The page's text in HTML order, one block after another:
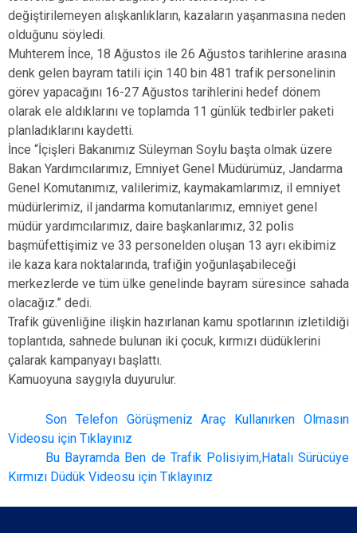
değiştirilemeyen alışkanlıkların, kazaların yaşanmasına neden
olduğunu söyledi.
Muhterem İnce, 18 Ağustos ile 26 Ağustos tarihlerine arasına
denk gelen bayram tatili için 140 bin 481 trafik personelinin
görev yapacağını 16-27 Ağustos tarihlerini hedef dönem
olarak ele aldıklarını ve toplamda 11 günlük tedbirler paketi
planladıklarını kaydetti.
İnce “İçişleri Bakanımız Süleyman Soylu başta olmak üzere
Bakan Yardımcılarımız, Emniyet Genel Müdürümüz, Jandarma
Genel Komutanımız, valilerimiz, kaymakamlarımız, il emniyet
müdürlerimiz, il jandarma komutanlarımız, emniyet genel
müdür yardımcılarımız, daire başkanlarımız, 32 polis
başmüfettişimiz ve 33 personelden oluşan 13 ayrı ekibimiz
ile kaza kara noktalarında, trafiğin yoğunlaşabileceği
merkezlerde ve tüm ülke genelinde bayram süresince sahada
olacağız.” dedi.
Trafik güvenliğine ilişkin hazırlanan kamu spotlarının izletildiği
toplantıda, sahnede bulunan iki çocuk, kırmızı düdüklerini
çalarak kampanyayı başlattı.
Kamuoyuna saygıyla duyurulur.
Son Telefon Görüşmeniz Araç Kullanırken Olmasın
Videosu için Tıklayınız​
Bu Bayramda Ben de Trafik Polisiyim,Hatalı Sürücüye
Kırmızı Düdük Videosu için Tıklayınız